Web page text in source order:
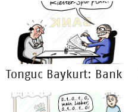
Tonguc Baykurt: Bank